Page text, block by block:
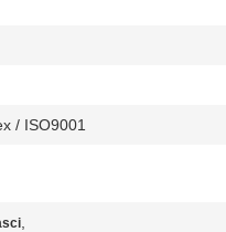
/ ISO9001
,